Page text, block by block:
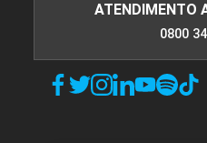
ATENDIMENTO
0800